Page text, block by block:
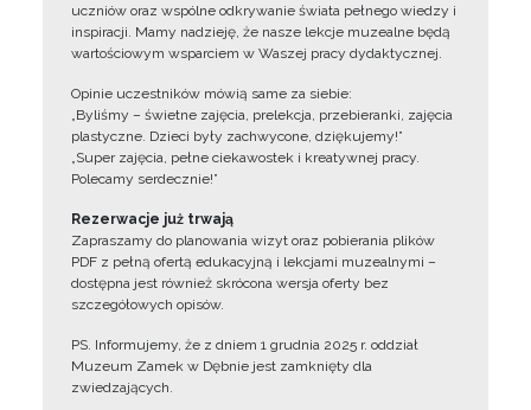
uczniów oraz wspólne odkrywanie świata pełnego wiedzy i
inspiracji. Mamy nadzieję, że nasze lekcje muzealne będą
wartościowym wsparciem w Waszej pracy dydaktycznej.
Opinie uczestników mówią same za siebie:
„Byliśmy – świetne zajęcia, prelekcja, przebieranki, zajęcia
plastyczne. Dzieci były zachwycone, dziękujemy!”
„Super zajęcia, pełne ciekawostek i kreatywnej pracy.
Polecamy serdecznie!”
Rezerwacje już trwają
Zapraszamy do planowania wizyt oraz pobierania plików
PDF z pełną ofertą edukacyjną i lekcjami muzealnymi –
dostępna jest również skrócona wersja oferty bez
szczegółowych opisów.
PS. Informujemy, że z dniem 1 grudnia 2025 r. oddział
Muzeum Zamek w Dębnie jest zamknięty dla
zwiedzających.